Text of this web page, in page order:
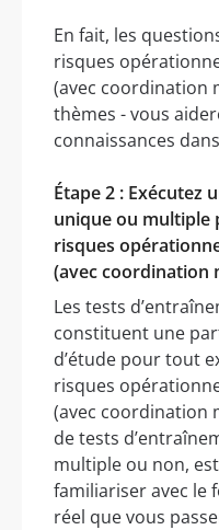
En fait, les
risques
(avec coordination
thèmes - vous
connaissances
Étape 2 : Exécutez
unique ou multiple
risques
(avec coordination
Les tests
constituent une
d’étude pour tout
risques
(avec coordination
de tests
multiple ou non,
familiariser avec le
réel que vous